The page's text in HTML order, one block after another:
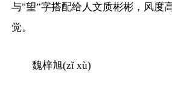
与"望”字搭配给人文质彬彬，风度
觉。
魏梓旭(zǐ xù)